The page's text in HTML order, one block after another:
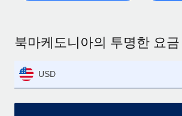
북마케도니아의 투명한 요금
USD